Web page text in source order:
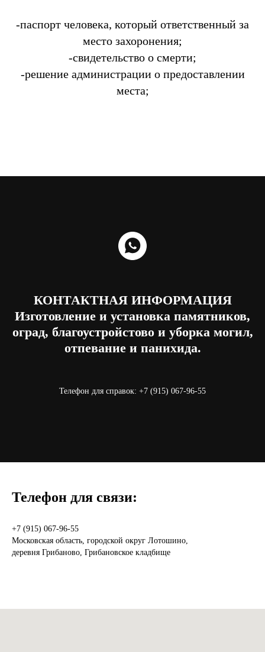
-паспорт человека, который ответственный за
место захоронения;
-свидетельство о смерти;
-решение администрации о предоставлении
места;
КОНТАКТНАЯ ИНФОРМАЦИЯ
Изготовление и установка памятников,
оград, благоустройстово и уборка могил,
отпевание и панихида.
Телефон для справок: +7 (915) 067-96-55
Телефон для связи:
+7 (915) 067-96-55
Московская область, городской округ Лотошино,
деревня Грибаново, Грибановское кладбище